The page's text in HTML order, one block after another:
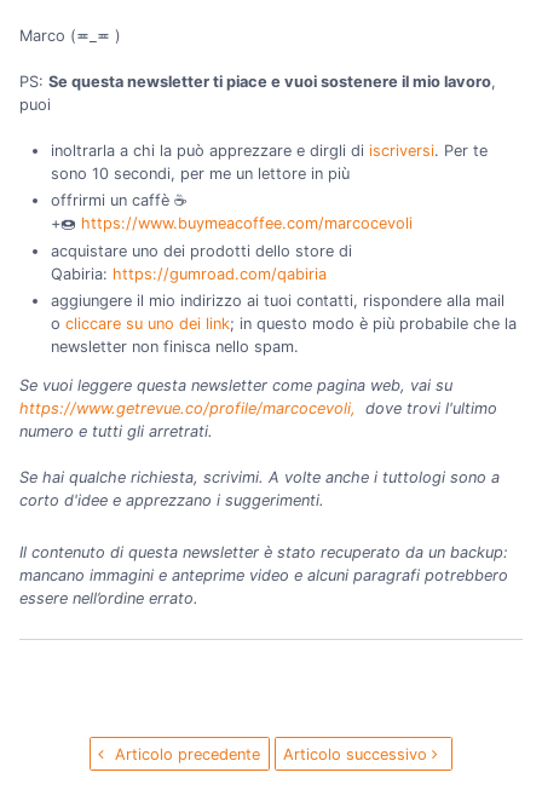
Marco (≖_≖ )
PS: Se questa newsletter ti piace e vuoi sostenere il mio lavoro,
puoi
inoltrarla a chi la può apprezzare e dirgli di iscriversi. Per te
sono 10 secondi, per me un lettore in più
offrirmi un caffè ☕
+🍩 https://www.buymeacoffee.com/marcocevoli
acquistare uno dei prodotti dello store di
Qabiria: https://gumroad.com/qabiria
aggiungere il mio indirizzo ai tuoi contatti, rispondere alla mail
o cliccare su uno dei link; in questo modo è più probabile che la
newsletter non finisca nello spam.
Se vuoi leggere questa newsletter come pagina web, vai su
https://www.getrevue.co/profile/marcocevoli,
dove trovi l'ultimo
numero e tutti gli arretrati.
Se hai qualche richiesta, scrivimi. A volte anche i tuttologi sono a
corto d'idee e apprezzano i suggerimenti.
Il contenuto di questa newsletter è stato recuperato da un backup:
mancano immagini e anteprime video e alcuni paragrafi potrebbero
essere nell’ordine errato.
Articolo precedente Articolo successivo